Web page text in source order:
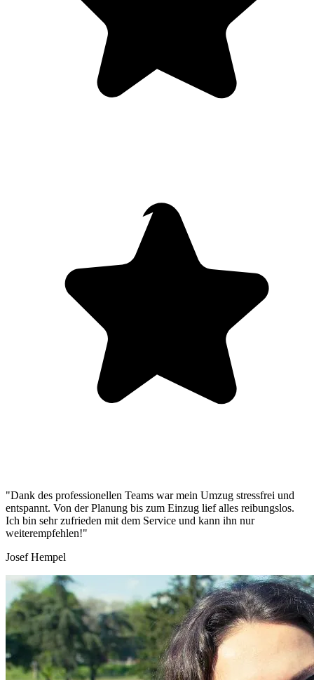
"Dank des professionellen Teams war mein Umzug stressfrei und
entspannt. Von der Planung bis zum Einzug lief alles reibungslos.
Ich bin sehr zufrieden mit dem Service und kann ihn nur
weiterempfehlen!"
Josef Hempel